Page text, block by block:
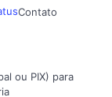
Contato
ou PIX) para